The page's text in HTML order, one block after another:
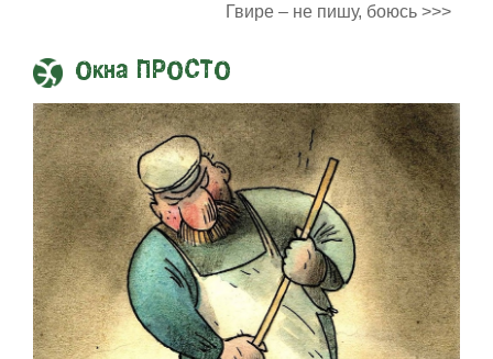
Гвире – не пишу, боюсь >>>
Окна ПРОСТО